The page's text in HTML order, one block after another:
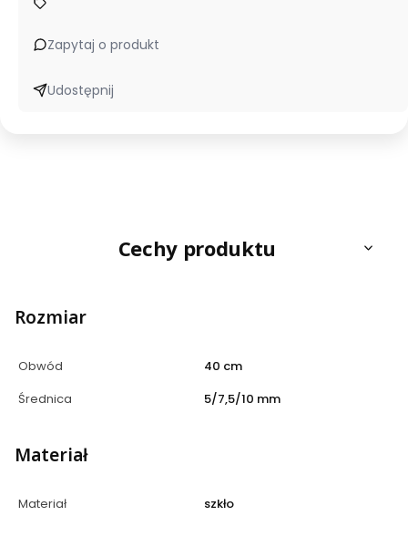
Zapytaj o produkt
Udostępnij
Cechy produktu
Rozmiar
Obwód
40 cm
Średnica
5/7,5/10 mm
Materiał
Materiał szkło